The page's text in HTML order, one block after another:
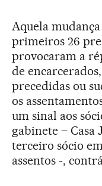
Aquela
primeiros 26
provocaram a
de
precedidas ou
os
um sinal aos
gabinete – Casa
terceiro sócio
assentos -,